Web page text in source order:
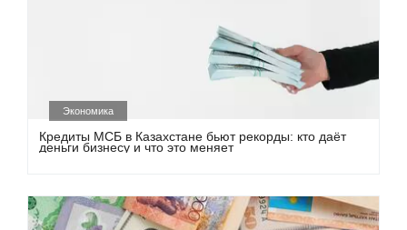
Экономика
Кредиты МСБ в Казахстане бьют рекорды: кто даёт
деньги бизнесу и что это меняет